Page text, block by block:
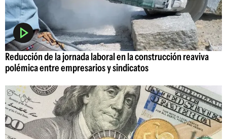
Reducción de la jornada laboral en la construcción reaviva
polémica entre empresarios y sindicatos